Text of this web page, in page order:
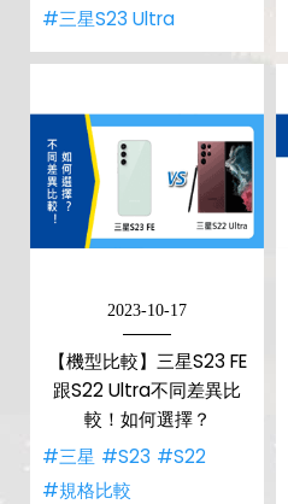
#三星S23 Ultra
2023-10-17
【機型比較】三星S23 FE
跟S22 Ultra不同差異比
較！如何選擇？
#三星 #S23 #S22
#規格比較